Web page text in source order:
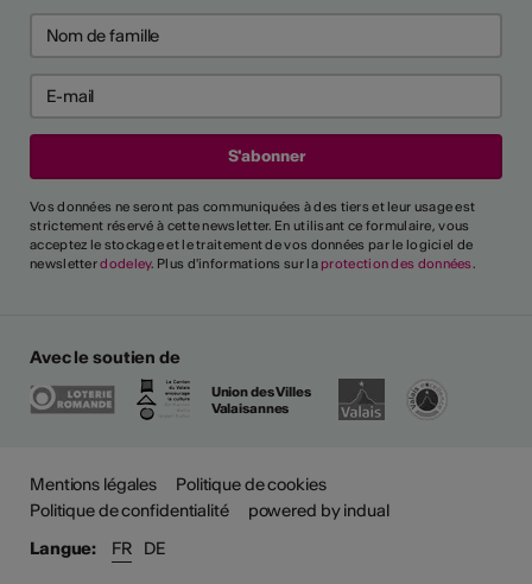
Vos données ne seront pas communiquées à des tiers et leur usage est
strictement réservé à cette newsletter. En utilisant ce formulaire, vous
acceptez le stockage et le traitement de vos données par le logiciel de
newsletterdodeley. Plus d'informations sur la protection des données.
Avec le soutien de
Union des Villes
Valaisannes
Mentions légales
Politique de cookies
Politique de confidentialité
powered by indual
Langue:
FR DE